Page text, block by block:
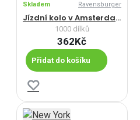
Skladem Ravensburger
Jízdní kolo v Amsterdamu
1000 dílků
362Kč
Přidat do košíku